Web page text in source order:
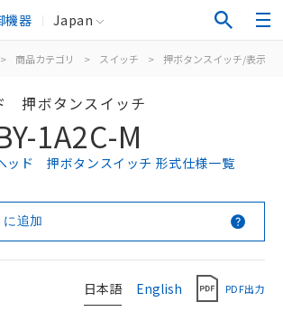
機器 Japan
> 商品カテゴリ > スイッチ > 押ボタンスイッチ/表示灯
押ボタンスイッチ
1A2C-M
ッド 押ボタンスイッチ 形式仕様一覧
追加
日本語 English PDF出力